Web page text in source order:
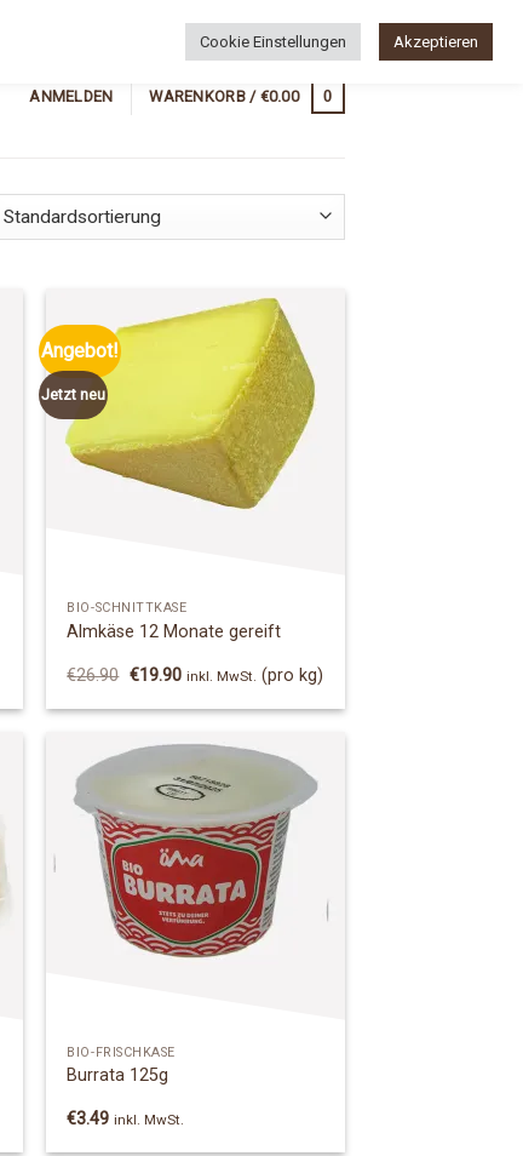
ANMELDEN WARENKORB / €0.00 0
Angebot!
Jetzt neu
Add to
Wishlist
BIO-SCHNITTKÄSE
Almkäse 12 Monate gereift
€26.90 Ursprünglicher
war:
€19.90Aktueller
ist:
inkl. MwSt. (pro kg)
Add to
Wishlist
BIO-FRISCHKÄSE
Burrata 125g
€3.49 inkl. MwSt.
Cookie Einstellungen Akzeptieren